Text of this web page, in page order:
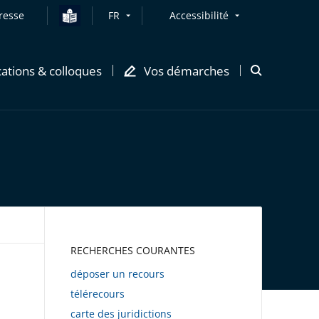
FR Accessibilité
& colloques Vos démarches
Ouvrir
RECHERCHES COURANTES
déposer un recours
télérecours
carte des juridictions